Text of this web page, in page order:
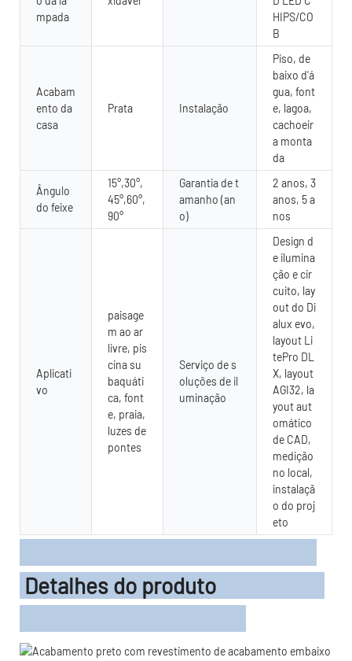
mpada
HIPS/CO
B
Acabam
ento da
casa
Prata Instalação
Piso, de
baixo d'á
gua, font
e, lagoa,
cachoeir
a monta
da
Ângulo
do feixe
15°,30°,
45°,60°,
90°
Garantia de t
amanho (an
o)
2 anos, 3
anos, 5 a
nos
Aplicati
vo
paisage
m ao ar
livre, pis
cina su
baquáti
ca, font
e, praia,
luzes de
pontes
Serviço de s
oluções de il
uminação
Design d
e ilumina
ção e cir
cuito, lay
out do Di
alux evo,
layout Li
tePro DL
X, layout
AGI32, la
yout aut
omático
de CAD,
medição
no local,
instalaçã
o do proj
eto
Detalhes do produto